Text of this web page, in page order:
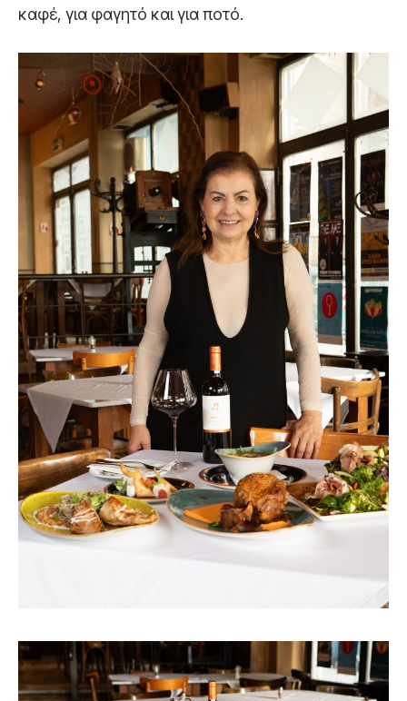
καφέ, για φαγητό και για ποτό.